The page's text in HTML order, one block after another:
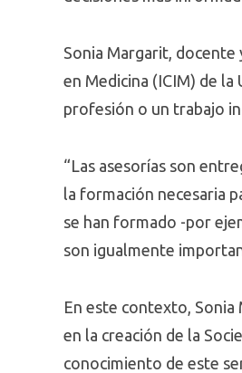
Sonia Margarit, docente
en Medicina (ICIM) de
profesión o un trabajo
“Las asesorías son
la formación necesaria
se han formado -por
son igualmente
En este contexto, Sonia
en la creación de la
conocimiento de este